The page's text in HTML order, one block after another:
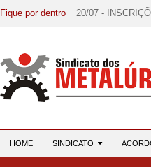
Fique por dentro 20/07 -
07/07 - Increva-
03/08 - DATA-
HOME SINDICATO